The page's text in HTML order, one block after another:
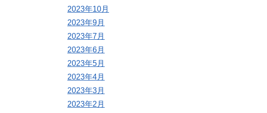
2023年10月
2023年9月
2023年7月
2023年6月
2023年5月
2023年4月
2023年3月
2023年2月